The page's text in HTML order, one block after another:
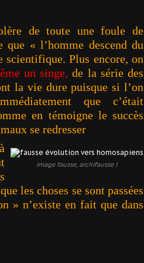
de toute une foule de
que « l’homme descend du
Plus encore, on
un singe, de la série des
la vie dure puisque si l’on
que c’était
en témoigne le succès
se redresser
image fausse, archifausse !
les choses se sont passées
» n’existe en fait que dans